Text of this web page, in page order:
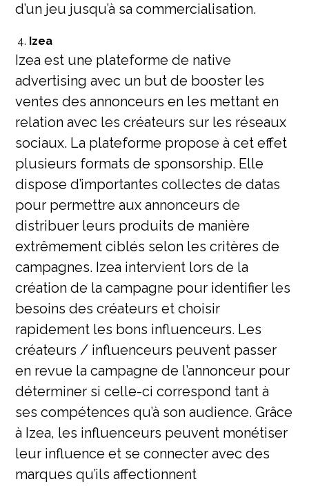
d’un jeu jusqu’à sa commercialisation.
Izea
Izea est une plateforme de native
advertising avec un but de booster les
ventes des annonceurs en les mettant en
relation avec les créateurs sur les réseaux
sociaux. La plateforme propose à cet effet
plusieurs formats de sponsorship. Elle
dispose d’importantes collectes de datas
pour permettre aux annonceurs de
distribuer leurs produits de manière
extrêmement ciblés selon les critères de
campagnes. Izea intervient lors de la
création de la campagne pour identifier les
besoins des créateurs et choisir
rapidement les bons influenceurs. Les
créateurs / influenceurs peuvent passer
en revue la campagne de l’annonceur pour
déterminer si celle-ci correspond tant à
ses compétences qu’à son audience. Grâce
à Izea, les influenceurs peuvent monétiser
leur influence et se connecter avec des
marques qu’ils affectionnent